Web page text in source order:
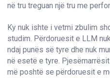
në tru treguan një tru me
Ky nuk ishte i vetmi zbulim
studim. Përdoruesit e LLM
ndaj punës së tyre dhe nuk
në esetë e tyre.
më poshtë se përdoruesit e